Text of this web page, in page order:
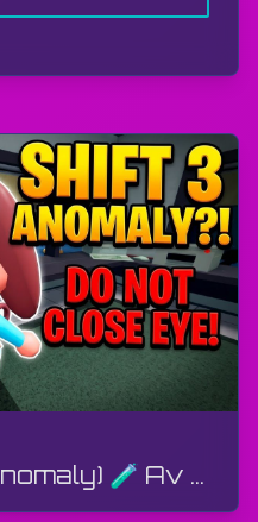
Animal Hospital (Anomaly) 🧪 Av Animal Anomaly - Skift 3 | Roblox | Gameplay, Utan kommentarer, A...